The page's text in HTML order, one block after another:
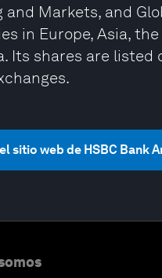
and Markets, and
in Europe, Asia,
Its shares are listed
sitio web de HSBC Bank